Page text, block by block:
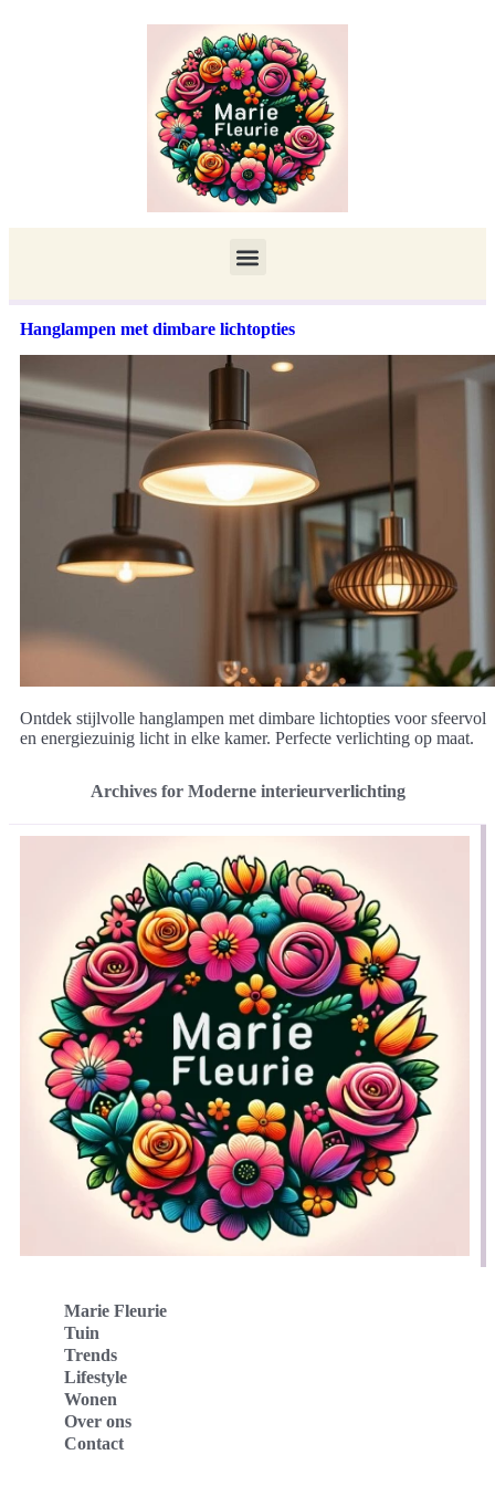
Hanglampen met dimbare lichtopties
Ontdek stijlvolle hanglampen met dimbare lichtopties voor sfeervol
en energiezuinig licht in elke kamer. Perfecte verlichting op maat.
Archives for Moderne interieurverlichting
Marie Fleurie
Tuin
Trends
Lifestyle
Wonen
Over ons
Contact